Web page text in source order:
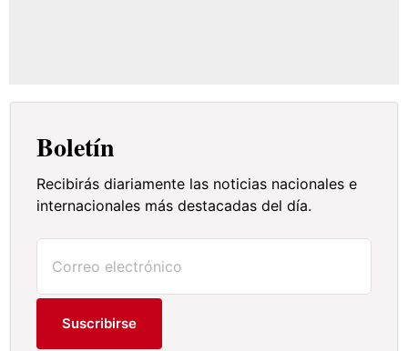
Boletín
Recibirás diariamente las noticias nacionales e
internacionales más destacadas del día.
Suscribirse